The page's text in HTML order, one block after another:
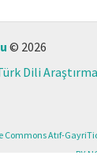
© 2026
Dili
Commons Atıf-
BY-